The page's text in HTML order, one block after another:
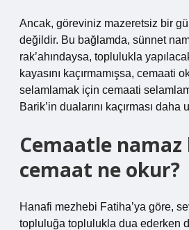
Ancak, göreviniz mazeretsiz bir
değildir. Bu bağlamda, sünnet
rak’ahındaysa, toplulukla
kayasını kaçırmamışsa, cemaati
selamlamak için cemaati
Barik’in dualarını kaçırması daha
Cemaatle namaz
cemaat ne okur?
Hanafi mezhebi Fatiha’ya göre,
topluluğa toplulukla dua ederken